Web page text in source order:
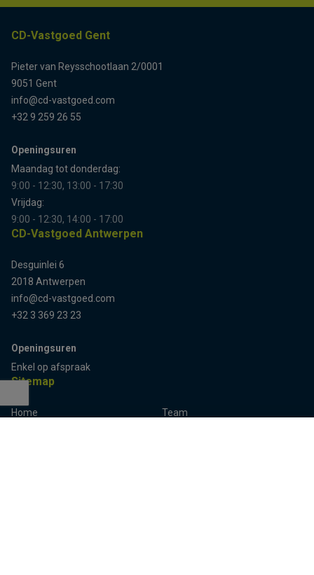
CD-Vastgoed Gent
Pieter van Reysschootlaan 2/0001
9051 Gent
info@cd-vastgoed.com
+32 9 259 26 55
Openingsuren
Maandag tot donderdag:
9:00 - 12:30, 13:00 - 17:30
Vrijdag:
9:00 - 12:30, 14:00 - 17:00
CD-Vastgoed Antwerpen
Desguinlei 6
2018 Antwerpen
info@cd-vastgoed.com
+32 3 369 23 23
Openingsuren
Enkel op afspraak
Sitemap
Home
Team